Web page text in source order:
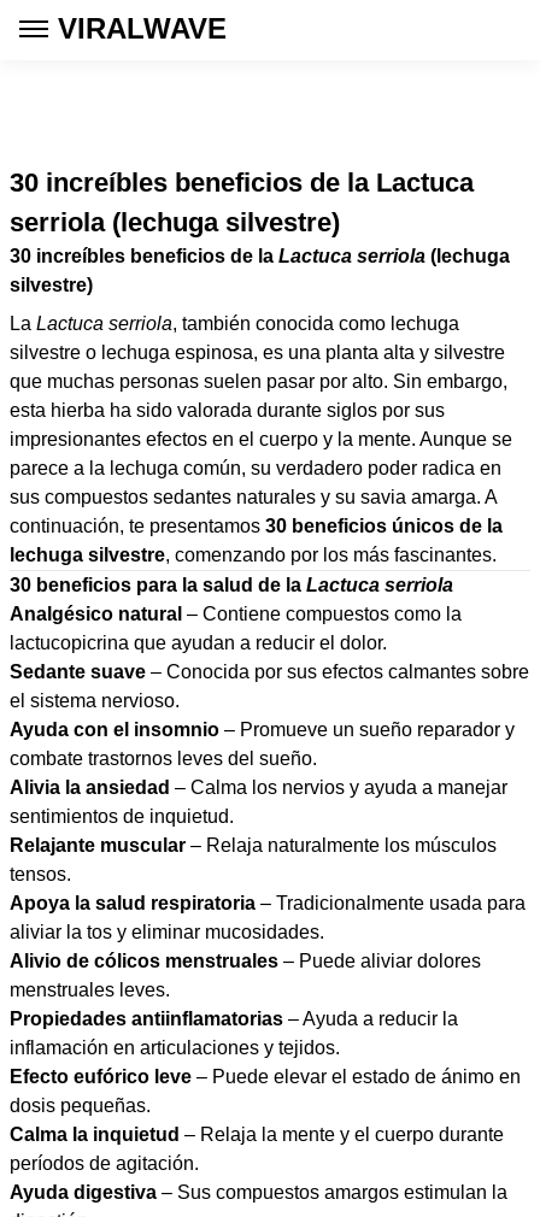
VIRALWAVE
30 increíbles beneficios de la Lactuca
serriola (lechuga silvestre)
30 increíbles beneficios de la Lactuca serriola (lechuga
silvestre)
La Lactuca serriola, también conocida como lechuga
silvestre o lechuga espinosa, es una planta alta y silvestre
que muchas personas suelen pasar por alto. Sin embargo,
esta hierba ha sido valorada durante siglos por sus
impresionantes efectos en el cuerpo y la mente. Aunque se
parece a la lechuga común, su verdadero poder radica en
sus compuestos sedantes naturales y su savia amarga. A
continuación, te presentamos 30 beneficios únicos de la
lechuga silvestre, comenzando por los más fascinantes.
30 beneficios para la salud de la Lactuca serriola
Analgésico natural – Contiene compuestos como la
lactucopicrina que ayudan a reducir el dolor.
Sedante suave – Conocida por sus efectos calmantes sobre
el sistema nervioso.
Ayuda con el insomnio – Promueve un sueño reparador y
combate trastornos leves del sueño.
Alivia la ansiedad – Calma los nervios y ayuda a manejar
sentimientos de inquietud.
Relajante muscular – Relaja naturalmente los músculos
tensos.
Apoya la salud respiratoria – Tradicionalmente usada para
aliviar la tos y eliminar mucosidades.
Alivio de cólicos menstruales – Puede aliviar dolores
menstruales leves.
Propiedades antiinflamatorias – Ayuda a reducir la
inflamación en articulaciones y tejidos.
Efecto eufórico leve – Puede elevar el estado de ánimo en
dosis pequeñas.
Calma la inquietud – Relaja la mente y el cuerpo durante
períodos de agitación.
Ayuda digestiva – Sus compuestos amargos estimulan la